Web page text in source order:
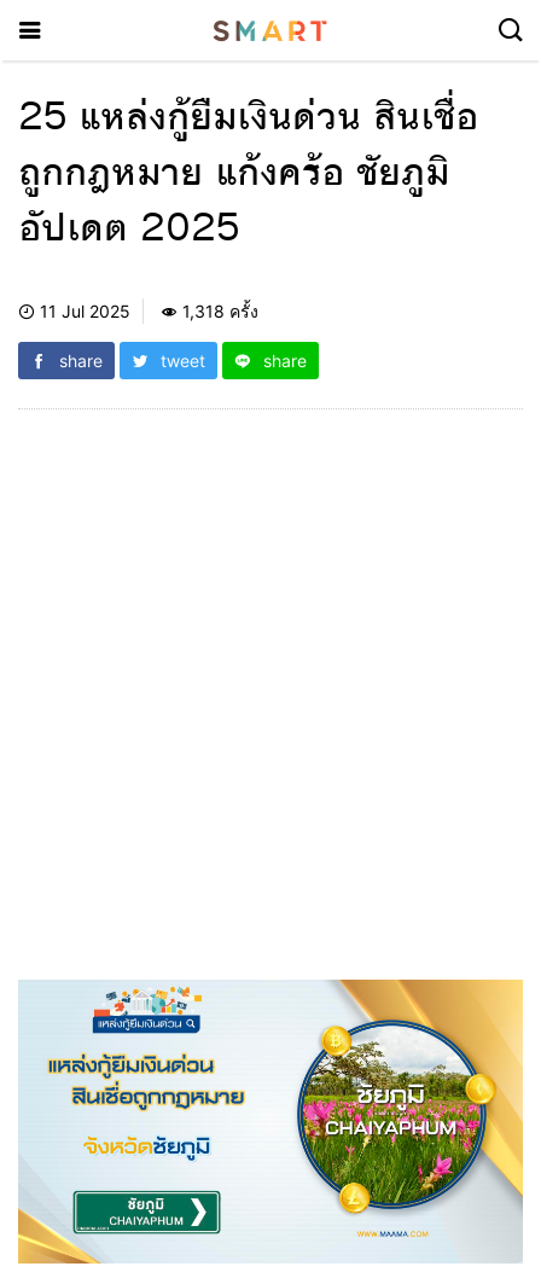
25 แหล่งกู้ยืมเงินด่วน สินเชื่อ
ถูกกฎหมาย แก้งคร้อ ชัยภูมิ
อัปเดต 2025
11 Jul 2025 1,318 ครั้ง
share tweet share